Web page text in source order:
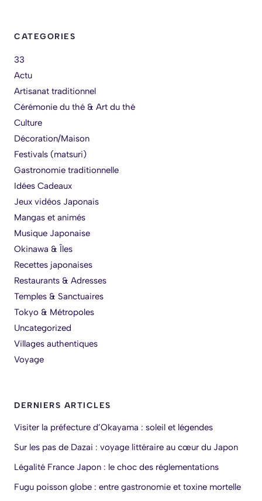
CATEGORIES
33
Actu
Artisanat traditionnel
Cérémonie du thé & Art du thé
Culture
Décoration/Maison
Festivals (matsuri)
Gastronomie traditionnelle
Idées Cadeaux
Jeux vidéos Japonais
Mangas et animés
Musique Japonaise
Okinawa & Îles
Recettes japonaises
Restaurants & Adresses
Temples & Sanctuaires
Tokyo & Métropoles
Uncategorized
Villages authentiques
Voyage
DERNIERS ARTICLES
Visiter la préfecture d’Okayama : soleil et légendes
Sur les pas de Dazai : voyage littéraire au cœur du Japon
Légalité France Japon : le choc des réglementations
Fugu poisson globe : entre gastronomie et toxine mortelle